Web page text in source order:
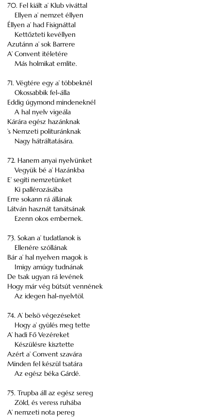
70. Fel kiált a’ Klub viváttal
Ellyen a’ nemzet éllyen
Éllyen a’ had Fisignáttal
Kettőzteti kevéllyen
Azutánn a’ sok Barrere
A’ Convent itéletére
Más holmikat emlite.
71. Végtére egy a’ többeknél
Okossabbik fel-álla
Eddig úgymond mindeneknél
A hal nyelv vigeála
Kárára egész hazánknak
’s Nemzeti polituránknak
Nagy hátráltatására.
72. Hanem anyai nyelvünket
Vegyük bé a’ Hazánkba
E’ segiti nemzetünket
Ki pallérozásába
Erre sokann rá állának
Látván hasznát tanátsának
Ezenn okos embernek.
73. Sokan a’ tudatlanok is
Ellenére szóllának
Bár a’ hal nyelven magok is
Imigy amúgy tudnának
De tsak ugyan rá levének
Hogy már vég bútsút vennének
Az idegen hal-nyelvtöl.
74. A’ belsö végezéseket
Hogy a’ gyülés meg tette
A’ hadi Fő Vezéreket
Készülésre kisztette
Azért a’ Convent szavára
Minden fel készül tsatára
Az egész béka Gárdé.
75. Trupba áll az egész sereg
Zöld, és veress ruhába
A’ nemzeti nota pereg